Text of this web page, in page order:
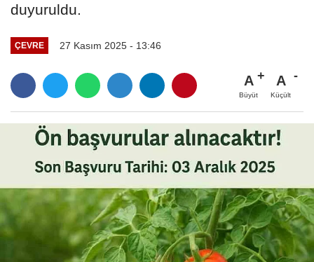
duyuruldu.
ÇEVRE 27 Kasım 2025 - 13:46
A
Büyüt
A
Küçült